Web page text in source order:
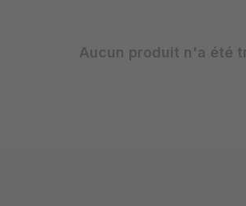
Aucun produit n'a été